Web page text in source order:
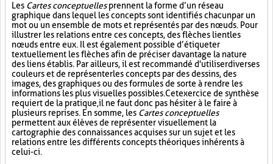
Les Cartes conceptuellesprennent la forme d’un réseau
graphique dans lequel les concepts sont identifiés chacun par un
mot ou un ensemble de mots et représentés par des nœuds. Pour
illustrer les relations entre ces concepts, des flèches lient les
nœuds entre eux. Il est également possible d’étiqueter
textuellement les flèches afin de préciser davantage la nature
des liens établis. Par ailleurs, il est recommandé d'utiliser diverses
couleurs et de représenter les concepts par des dessins, des
images, des graphiques ou des formules de sorte à rendre les
informations les plus visuelles possibles. Cet exercice de synthèse
requiert de la pratique, il ne faut donc pas hésiter à le faire à
plusieurs reprises. En somme, les Cartes conceptuelles
permettent aux élèves de représenter visuellement la
cartographie des connaissances acquises sur un sujet et les
relations entre les différents concepts théoriques inhérents à
celui-ci.